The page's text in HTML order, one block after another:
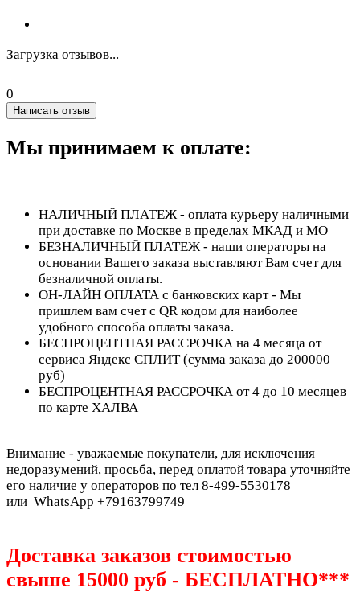
Загрузка отзывов...
0
Написать отзыв
Мы принимаем к оплате:
НАЛИЧНЫЙ ПЛАТЕЖ - оплата курьеру наличными
при доставке по Москве в пределах МКАД и МО
БЕЗНАЛИЧНЫЙ ПЛАТЕЖ - наши операторы на
основании Вашего заказа выставляют Вам счет для
безналичной оплаты.
ОН-ЛАЙН ОПЛАТА с банковских карт - Мы
пришлем вам счет с QR кодом для наиболее
удобного способа оплаты заказа.
БЕСПРОЦЕНТНАЯ РАССРОЧКА на 4 месяца от
сервиса Яндекс СПЛИТ (сумма заказа до 200000
руб)
БЕСПРОЦЕНТНАЯ РАССРОЧКА от 4 до 10 месяцев
по карте ХАЛВА
Внимание - уважаемые покупатели, для исключения
недоразумений, просьба, перед оплатой товара уточняйте
его наличие у операторов по тел 8-499-5530178
или WhatsApp +79163799749
Доставка заказов стоимостью
свыше 15000 руб - БЕСПЛАТНО***